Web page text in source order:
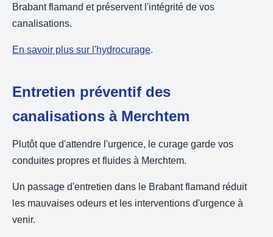
Brabant flamand et préservent l'intégrité de vos
canalisations.
En savoir plus sur l'hydrocurage.
Entretien préventif des
canalisations à Merchtem
Plutôt que d'attendre l'urgence, le curage garde vos
conduites propres et fluides à Merchtem.
Un passage d'entretien dans le Brabant flamand réduit
les mauvaises odeurs et les interventions d'urgence à
venir.